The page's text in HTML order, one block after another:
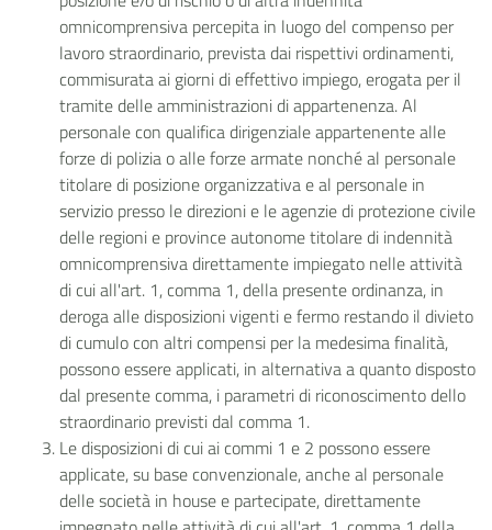
omnicomprensiva percepita in luogo del compenso per
lavoro straordinario, prevista dai rispettivi ordinamenti,
commisurata ai giorni di effettivo impiego, erogata per il
tramite delle amministrazioni di appartenenza. Al
personale con qualifica dirigenziale appartenente alle
forze di polizia o alle forze armate nonché al personale
titolare di posizione organizzativa e al personale in
servizio presso le direzioni e le agenzie di protezione civile
delle regioni e province autonome titolare di indennità
omnicomprensiva direttamente impiegato nelle attività
di cui all'art. 1, comma 1, della presente ordinanza, in
deroga alle disposizioni vigenti e fermo restando il divieto
di cumulo con altri compensi per la medesima finalità,
possono essere applicati, in alternativa a quanto disposto
dal presente comma, i parametri di riconoscimento dello
straordinario previsti dal comma 1.
Le disposizioni di cui ai commi 1 e 2 possono essere
applicate, su base convenzionale, anche al personale
delle società in house e partecipate, direttamente